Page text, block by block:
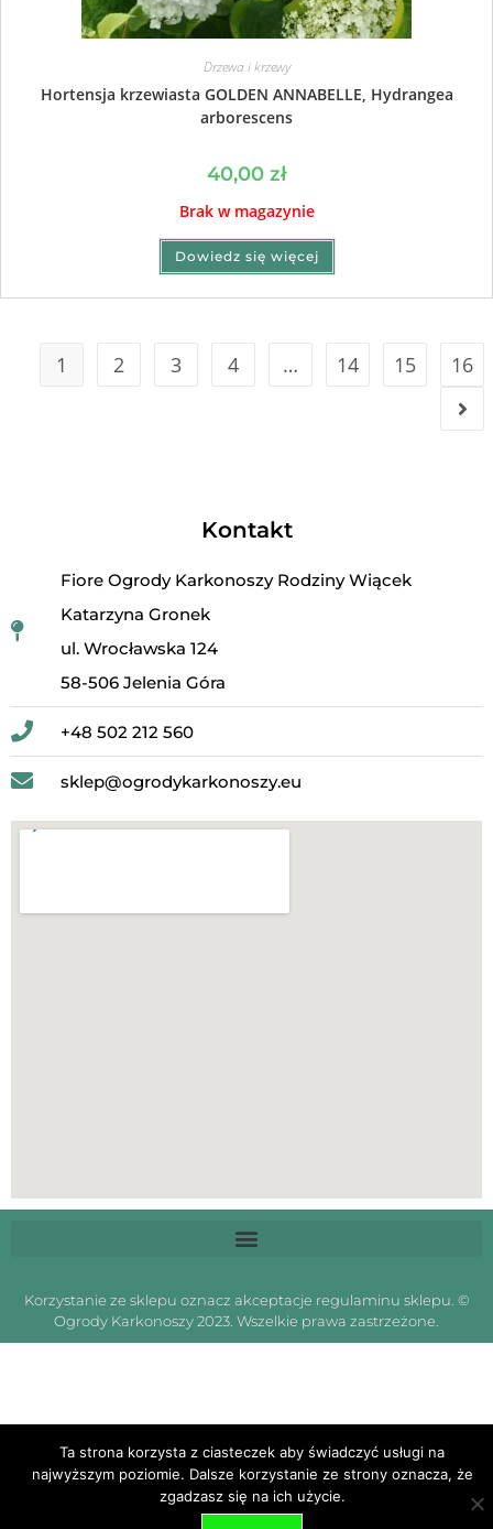
Drzewa i krzewy
Hortensja krzewiasta GOLDEN ANNABELLE, Hydrangea
arborescens
40,00 zł
Brak w magazynie
Dowiedz się więcej
1 2 3 4 … 14 15 16
Kontakt
Fiore Ogrody Karkonoszy Rodziny Wiącek
Katarzyna Gronek
ul. Wrocławska 124
58-506 Jelenia Góra
+48 502 212 560
sklep@ogrodykarkonoszy.eu
Korzystanie ze sklepu oznacz akceptacje regulaminu sklepu. ©
Ogrody Karkonoszy 2023. Wszelkie prawa zastrzeżone.
Ta strona korzysta z ciasteczek aby świadczyć usługi na
najwyższym poziomie. Dalsze korzystanie ze strony oznacza, że
zgadzasz się na ich użycie.